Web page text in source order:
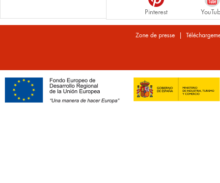
Pinterest
Zone de presse |